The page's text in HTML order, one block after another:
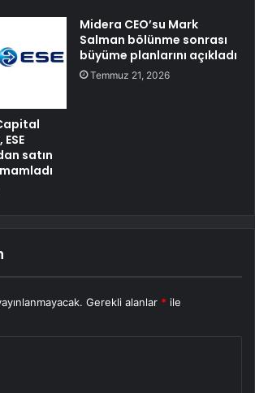
satın
Midera CEO’su Mark
Salman bölünme sonrası
büyüme planlarını açıkladı
Temmuz 21, 2026
Gerekli alanlar * ile